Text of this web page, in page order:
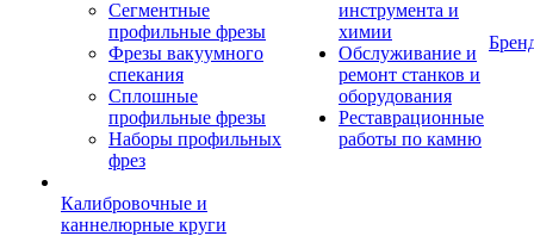
Сегментные
профильные фрезы
Фрезы вакуумного
спекания
Сплошные
профильные фрезы
Наборы профильных
фрез
Калибровочные и
каннелюрные круги
инструмента и
химии
Обслуживание и
ремонт станков и
оборудования
Реставрационные
работы по камню